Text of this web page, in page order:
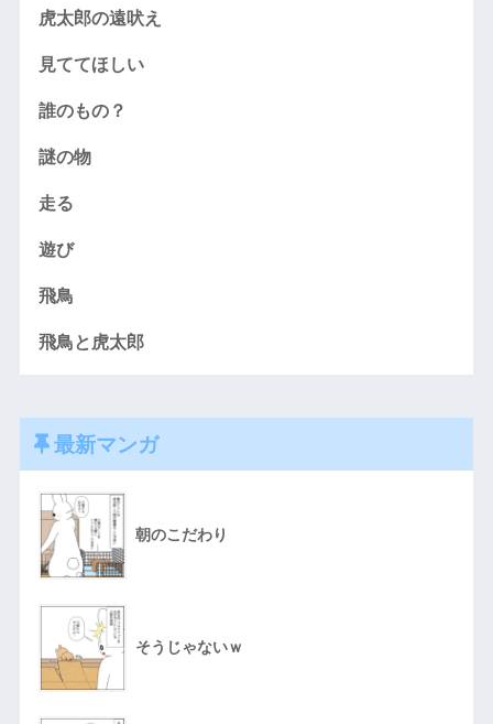
虎太郎の遠吠え
見ててほしい
誰のもの？
謎の物
走る
遊び
飛鳥
飛鳥と虎太郎
最新マンガ
朝のこだわり
そうじゃないｗ